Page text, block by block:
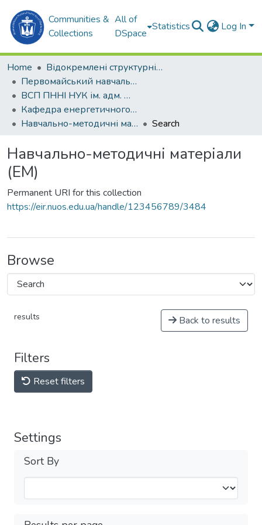
Communities &
Collections
All of
DSpace
Statistics Log In
Home
Відокремлені структурні підрозділи НУК ім. адм. Макарова
Первомайський навчально-науковий інститут НУК ім. адм. Макарова (ПННІ НУК)
ВСП ПННІ НУК ім. адм. Макарова
Кафедра енергетичного машинобудування (ЕМ)
Навчально-методичні матеріали (ЕМ)
Search
Навчально-методичні матеріали
(ЕМ)
Permanent URI for this collection
https://eir.nuos.edu.ua/handle/123456789/3484
Browse
results Back to results
Filters
Reset filters
Settings
Sort By